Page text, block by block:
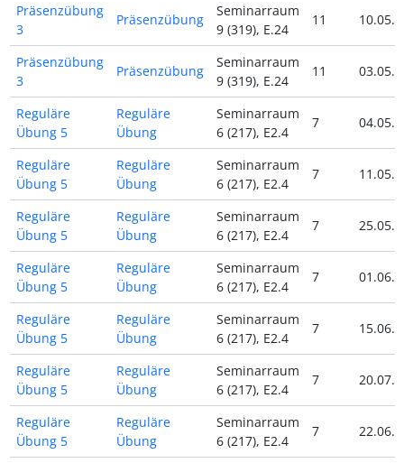
Präsenzübung
3
Präsenzübung
Seminarraum
9 (319), E.24
11
Präsenzübung
3
Präsenzübung
Seminarraum
9 (319), E.24
11
Reguläre
Übung 5
Reguläre
Übung
Seminarraum
6 (217), E2.4
7
Reguläre
Übung 5
Reguläre
Übung
Seminarraum
6 (217), E2.4
7
Reguläre
Übung 5
Reguläre
Übung
Seminarraum
6 (217), E2.4
7
Reguläre
Übung 5
Reguläre
Übung
Seminarraum
6 (217), E2.4
7
Reguläre
Übung 5
Reguläre
Übung
Seminarraum
6 (217), E2.4
7
Reguläre
Übung 5
Reguläre
Übung
Seminarraum
6 (217), E2.4
7
Reguläre
Übung 5
Reguläre
Übung
Seminarraum
6 (217), E2.4
7